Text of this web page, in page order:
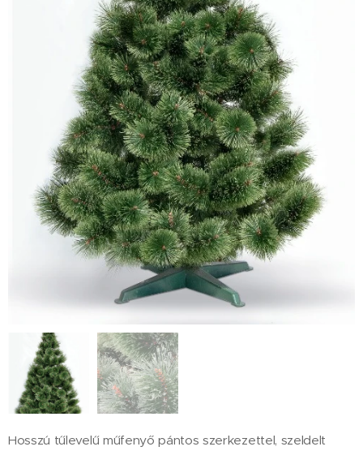
Hosszú tűlevelű műfenyő pántos szerkezettel, szeldelt